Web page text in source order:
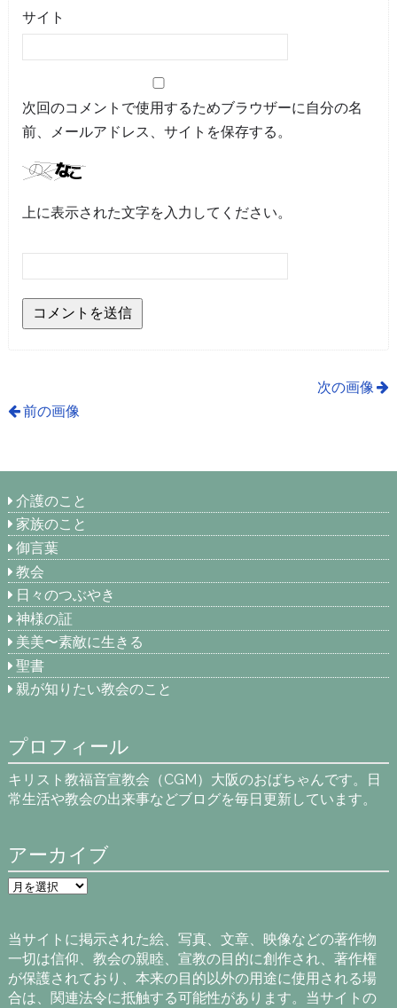
サイト
次回のコメントで使用するためブラウザーに自分の名
前、メールアドレス、サイトを保存する。
上に表示された文字を入力してください。
次の画像
前の画像
介護のこと
家族のこと
御言葉
教会
日々のつぶやき
神様の証
美美〜素敵に生きる
聖書
親が知りたい教会のこと
プロフィール
キリスト教福音宣教会（CGM）大阪のおばちゃんです。日
常生活や教会の出来事などブログを毎日更新しています。
アーカイブ
ア
ー
ブ
当サイトに掲示された絵、写真、文章、映像などの著作物
一切は信仰、教会の親睦、宣教の目的に創作され、著作権
が保護されており、本来の目的以外の用途に使用される場
合は、関連法令に抵触する可能性があります。当サイトの